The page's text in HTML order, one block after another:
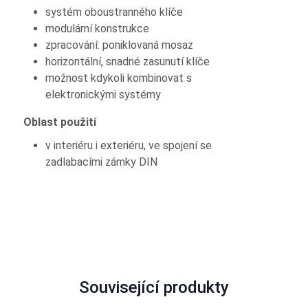
systém oboustranného klíče
modulární konstrukce
zpracování: poniklovaná mosaz
horizontální, snadné zasunutí klíče
možnost kdykoli kombinovat s
elektronickými systémy
Oblast použití
v interiéru i exteriéru, ve spojení se
zadlabacími zámky DIN
Související produkty